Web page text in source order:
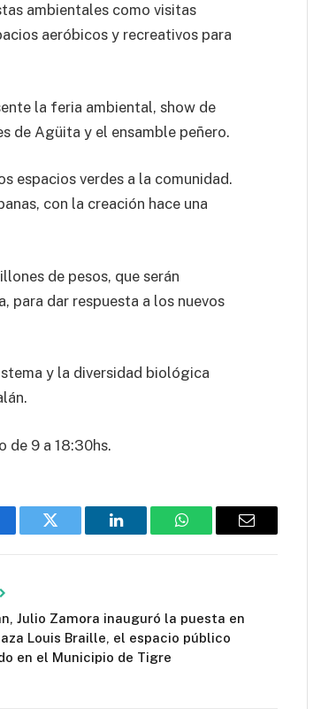
ambientales como visitas
aeróbicos y recreativos para
la feria ambiental, show de
de Agüita y el ensamble peñero.
espacios verdes a la comunidad.
con la creación hace una
de pesos, que serán
para dar respuesta a los nuevos
y la diversidad biológica
de 9 a 18:30hs.
Twitter LinkedIn WhatsAppEmail
Julio Zamora inauguró la puesta en
Louis Braille, el espacio público
en el Municipio de Tigre